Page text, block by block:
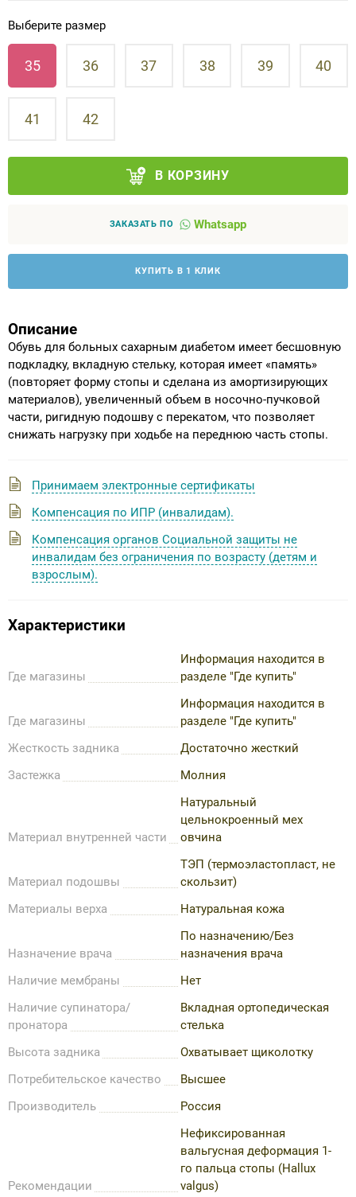
Выберите размер
35 36 37 38 39 40
41 42
В КОРЗИНУ
ЗАКАЗАТЬ ПО Whatsapp
КУПИТЬ В 1 КЛИК
Описание
Обувь для больных сахарным диабетом имеет бесшовную
подкладку, вкладную стельку, которая имеет «память»
(повторяет форму стопы и сделана из амортизирующих
материалов), увеличенный объем в носочно-пучковой
части, ригидную подошву с перекатом, что позволяет
снижать нагрузку при ходьбе на переднюю часть стопы.
Принимаем электронные сертификаты
Компенсация по ИПР (инвалидам).
Компенсация органов Социальной защиты не
инвалидам без ограничения по возрасту (детям и
взрослым).
Характеристики
Где магазины
Информация находится в
разделе "Где купить"
Где магазины
Информация находится в
разделе "Где купить"
Жесткость задника
Достаточно жесткий
Застежка
Молния
Материал внутренней части
Натуральный
цельнокроенный мех
овчина
Материал подошвы
ТЭП (термоэластопласт, не
скользит)
Материалы верха
Натуральная кожа
Назначение врача
По назначению/Без
назначения врача
Наличие мембраны
Нет
Наличие супинатора/
пронатора
Вкладная ортопедическая
стелька
Высота задника
Охватывает щиколотку
Потребительское качество
Высшее
Производитель
Россия
Рекомендации
Нефиксированная
вальгусная деформация 1-
го пальца стопы (Hallux
valgus)
Аппараты на суставы
Санитарные приспособления для
инвалидов
ОПОРЫ, ВЕРТИКАЛИЗАТОРЫ, Оборудование
Одежда ортопедическая (адаптивная) для
Индивидуальное изготовление